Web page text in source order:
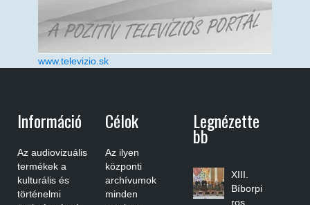
www.televizio.sk
Információ
Az audiovizuális
termékek a
kulturális és
történelmi
Célok
Az ilyen
központi
archívumok
minden
Legnézette
Bb
XIII.
Bíborpi
ros